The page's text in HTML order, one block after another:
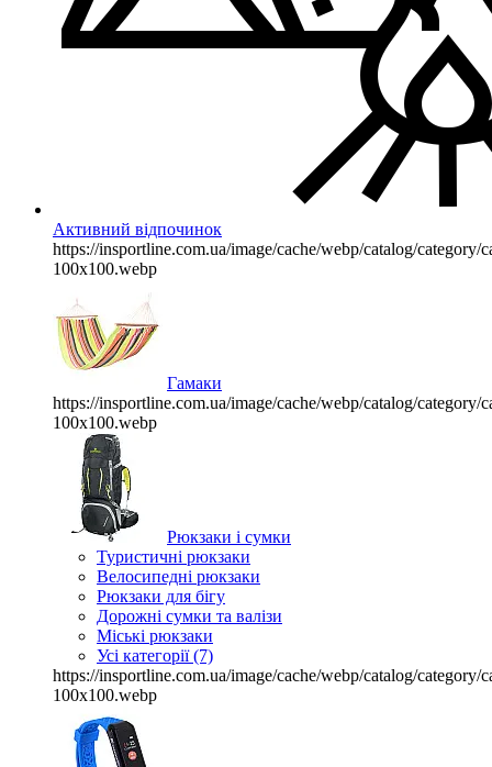
Активний відпочинок
https://insportline.com.ua/image/cache/webp/catalog/category/
100x100.webp
Гамаки
https://insportline.com.ua/image/cache/webp/catalog/category/
100x100.webp
Рюкзаки і сумки
Туристичні рюкзаки
Велосипедні рюкзаки
Рюкзаки для бігу
Дорожні сумки та валізи
Міські рюкзаки
Усі категорії (7)
https://insportline.com.ua/image/cache/webp/catalog/category/
100x100.webp